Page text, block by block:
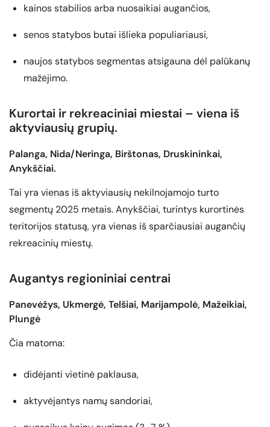
kainos stabilios arba nuosaikiai augančios,
senos statybos butai išlieka populiariausi,
naujos statybos segmentas atsigauna dėl palūkanų
mažėjimo.
Kurortai ir rekreaciniai miestai – viena iš
aktyviausių grupių.
Palanga, Nida/Neringa, Birštonas, Druskininkai,
Anykščiai.
Tai yra vienas iš aktyviausių nekilnojamojo turto
segmentų 2025 metais. Anykščiai, turintys kurortinės
teritorijos statusą, yra vienas iš sparčiausiai augančių
rekreacinių miestų.
Augantys regioniniai centrai
Panevėžys, Ukmergė, Telšiai, Marijampolė, Mažeikiai,
Plungė
Čia matoma:
didėjanti vietinė paklausa,
aktyvėjantys namų sandoriai,